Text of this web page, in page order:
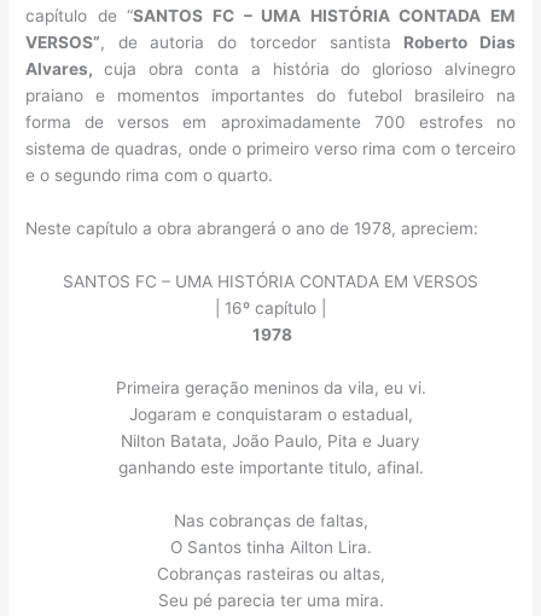
capítulo de “SANTOS FC – UMA HISTÓRIA CONTADA EM
VERSOS”, de autoria do torcedor santista Roberto Dias
Alvares, cuja obra conta a história do glorioso alvinegro
praiano e momentos importantes do futebol brasileiro na
forma de versos em aproximadamente 700 estrofes no
sistema de quadras, onde o primeiro verso rima com o terceiro
e o segundo rima com o quarto.
Neste capítulo a obra abrangerá o ano de 1978, apreciem:
SANTOS FC – UMA HISTÓRIA CONTADA EM VERSOS
| 16º capítulo |
1978
Primeira geração meninos da vila, eu vi.
Jogaram e conquistaram o estadual,
Nilton Batata, João Paulo, Pita e Juary
ganhando este importante titulo, afinal.
Nas cobranças de faltas,
O Santos tinha Ailton Lira.
Cobranças rasteiras ou altas,
Seu pé parecia ter uma mira.